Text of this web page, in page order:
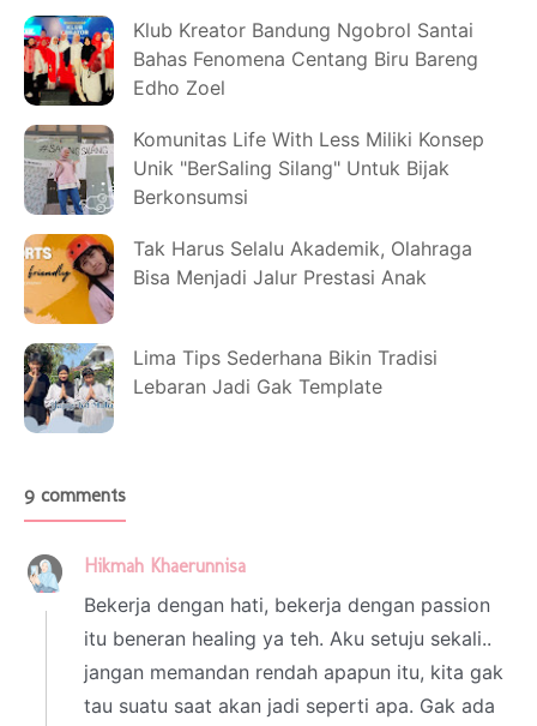
Klub Kreator Bandung Ngobrol Santai
Bahas Fenomena Centang Biru Bareng
Edho Zoel
Komunitas Life With Less Miliki Konsep
Unik "BerSaling Silang" Untuk Bijak
Berkonsumsi
Tak Harus Selalu Akademik, Olahraga
Bisa Menjadi Jalur Prestasi Anak
Lima Tips Sederhana Bikin Tradisi
Lebaran Jadi Gak Template
9 comments
Hikmah Khaerunnisa
Bekerja dengan hati, bekerja dengan passion
itu beneran healing ya teh. Aku setuju sekali..
jangan memandan rendah apapun itu, kita gak
tau suatu saat akan jadi seperti apa. Gak ada